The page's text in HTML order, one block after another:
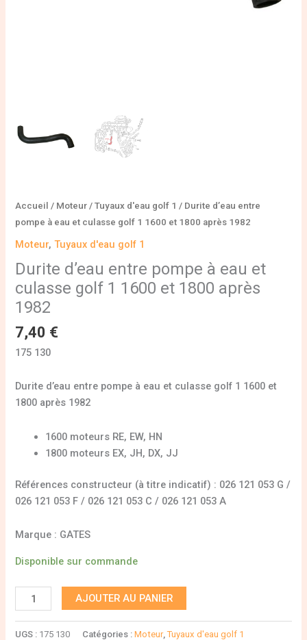
Accueil / Moteur /Tuyaux d'eau golf 1 / Durite d’eau entre
pompe à eau et culasse golf 1 1600 et 1800 après 1982
Moteur,Tuyaux d'eau golf 1
Durite d’eau entre pompe à eau et
culasse golf 1 1600 et 1800 après
1982
7,40 €
175 130
Durite d’eau entre pompe à eau et culasse golf 1 1600 et
1800 après 1982
1600 moteurs RE, EW, HN
1800 moteurs EX, JH, DX, JJ
Références constructeur (à titre indicatif) : 026 121 053 G /
026 121 053 F / 026 121 053 C / 026 121 053 A
Marque : GATES
Disponible sur commande
AJOUTER AU PANIER
UGS : 175 130 Catégories :Moteur,Tuyaux d'eau golf 1